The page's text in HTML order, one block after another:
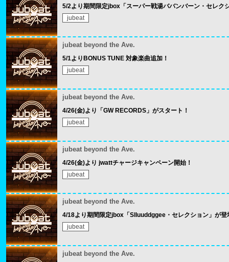
5/2より期間限定jbox「スーパー戦湯ババンバーン・セレク
jubeat
jubeat beyond the Ave.
5/1よりBONUS TUNE 対象楽曲追加！
jubeat
jubeat beyond the Ave.
4/26(金)より「GW RECORDS」がスタート！
jubeat
jubeat beyond the Ave.
4/26(金)より jwattチャージキャンペーン開始！
jubeat
jubeat beyond the Ave.
4/18より期間限定jbox「Slluuddggee・セレクション」が登
jubeat
jubeat beyond the Ave.